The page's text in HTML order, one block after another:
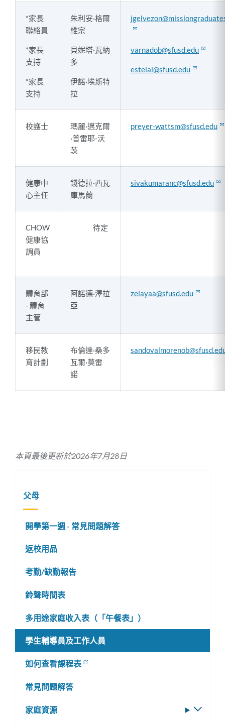
*家長
聯絡員
*家長
支持
*家長
支持
朱利安·格爾
維宗
貝妮塔·瓦納
多
伊諾·埃斯特
拉
varnadob@sfusd.edu
estelai@sfusd.edu
校護士
瑪麗·邁克爾
·普雷耶-沃
茨
preyer-wattsm@sfusd.edu
健康中
心主任
錢德拉·西瓦
庫馬蘭
sivakumaranc@sfusd.edu
CHOW
健康協
調員
待定
體育部
- 體育
主管
阿諾德·澤拉
亞
zelayaa@sfusd.edu
移民教
育計劃
布倫達·桑多
瓦爾·莫雷
諾
本頁最後更新於2026年7月28日
父母
開學第一週 - 常見問題解答
返校用品
考勤/缺勤報告
鈴聲時間表
多用途家庭收入表（「午餐表」）
學生輔導員及工作人員
如何查看課程表
常見問題解答
家庭資源